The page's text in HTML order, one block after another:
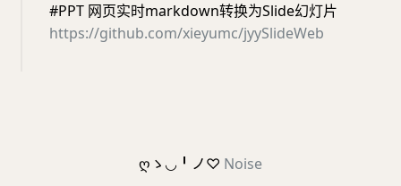
#PPT 网页实时markdown转换为Slide幻灯片
https://github.com/xieyumc/jyySlideWeb
ღゝ◡╹ノ♡ Noise